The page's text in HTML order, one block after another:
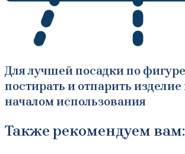
Для лучшей посадки по
постирать и отпарить изделие
началом использования
Также рекомендуем вам: